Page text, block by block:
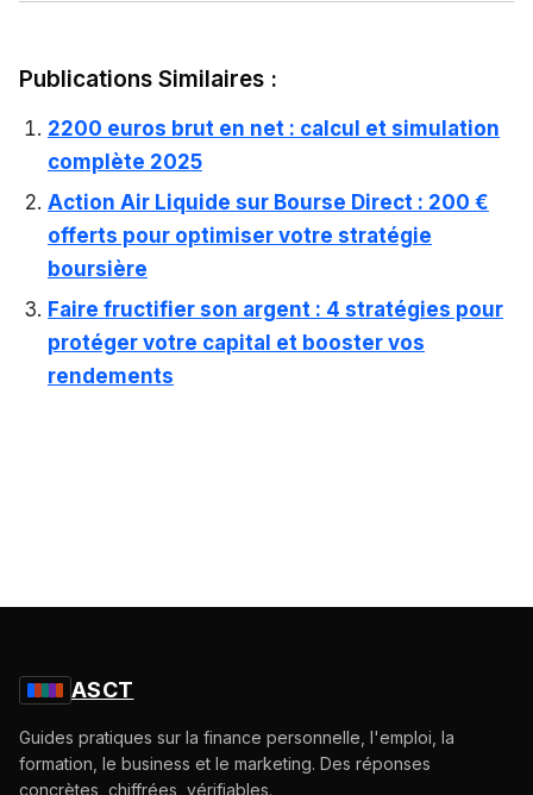
Publications Similaires :
2200 euros brut en net : calcul et simulation
complète 2025
Action Air Liquide sur Bourse Direct : 200 €
offerts pour optimiser votre stratégie
boursière
Faire fructifier son argent : 4 stratégies pour
protéger votre capital et booster vos
rendements
ASCT
Guides pratiques sur la finance personnelle, l'emploi, la
formation, le business et le marketing. Des réponses
concrètes, chiffrées, vérifiables.